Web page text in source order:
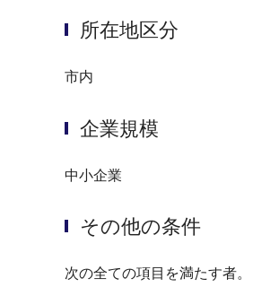
所在地区分
市内
企業規模
中小企業
その他の条件
次の全ての項目を満たす者。